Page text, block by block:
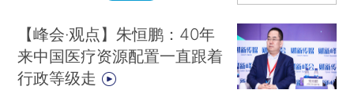
【峰会·观点】朱恒鹏：40年
来中国医疗资源配置一直跟着
行政等级走